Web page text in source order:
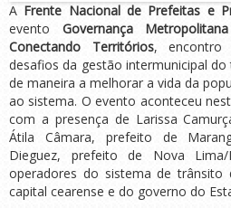
A Frente Nacional de Prefeitas e
evento Governança
Conectando Territórios, encontro
desafios da gestão intermunicipal
de maneira a melhorar a vida da
ao sistema. O evento aconteceu
com a presença de Larissa
Átila Câmara, prefeito de
Dieguez, prefeito de Nova
operadores do sistema de trânsito
capital cearense e do governo do